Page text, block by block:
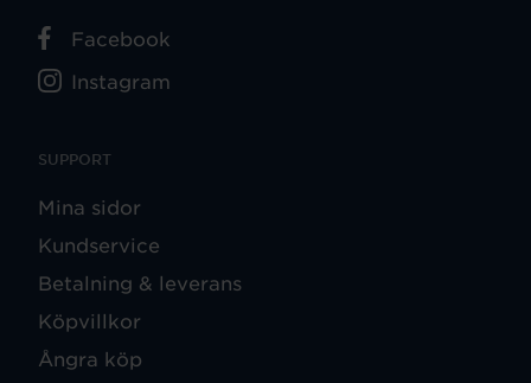
SUPPORT
Mina sidor
Kundservice
Betalning & leverans
Köpvillkor
Ångra köp
Facebook
Instagram